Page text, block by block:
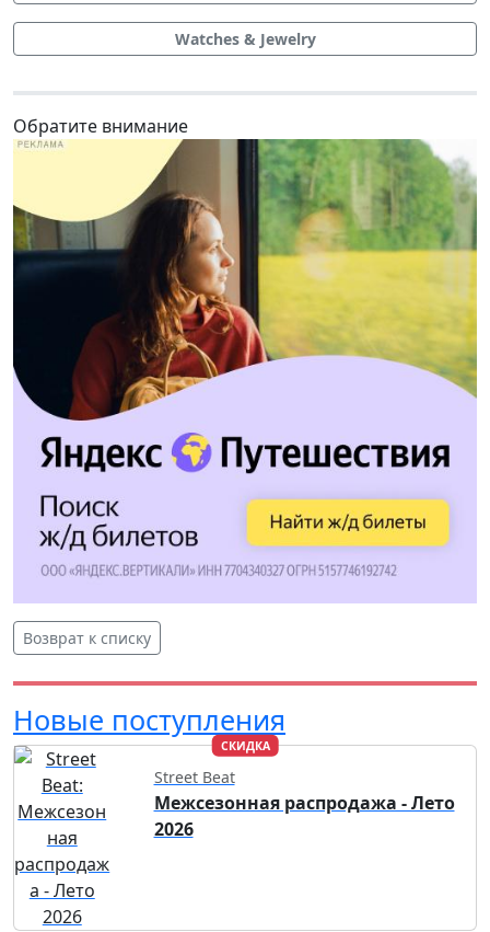
Watches & Jewelry
Обратите внимание
Возврат к списку
Новые поступления
СКИДКА
Street Beat
Межсезонная распродажа - Лето
2026